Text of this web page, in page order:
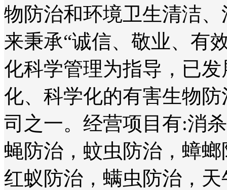
物防治和环境卫生清洁
来秉承“诚信、敬业、有
化科学管理为指导，已
化、科学化的有害生物
司之一。经营项目有:消
蝇防治，蚊虫防治，蟑
红蚁防治，螨虫防治，